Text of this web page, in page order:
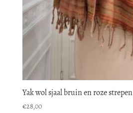
Yak wol sjaal bruin en roze strepen
€28,00